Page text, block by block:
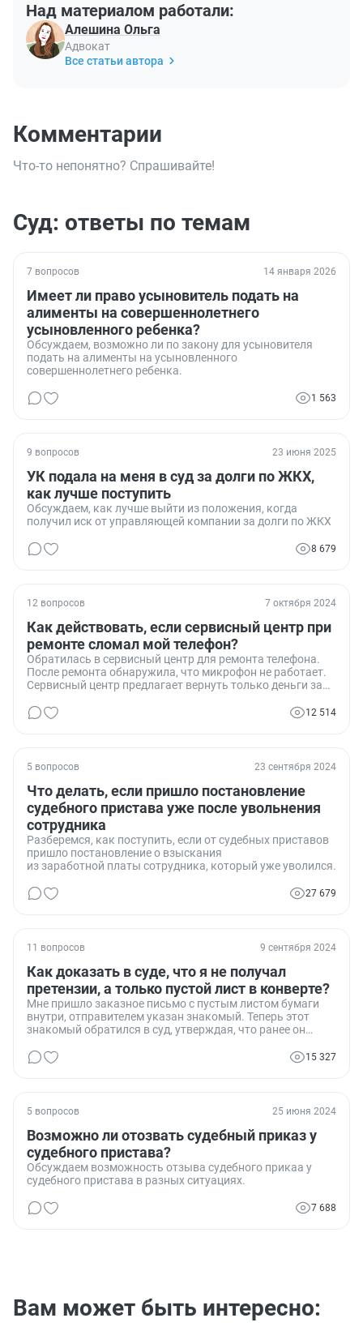
Над материалом работали:
Алешина Ольга
Адвокат
Все статьи автора
Комментарии
Что-то непонятно? Спрашивайте!
Суд: ответы по темам
7 вопросов 14 января 2026
Имеет ли право усыновитель подать на
алименты на совершеннолетнего
усыновленного ребенка?
Обсуждаем, возможно ли по закону для усыновителя
подать на алименты на усыновленного
совершеннолетнего ребенка.
1 563
9 вопросов 23 июня 2025
УК подала на меня в суд за долги по ЖКХ,
как лучше поступить
Обсуждаем, как лучше выйти из положения, когда
получил иск от управляющей компании за долги по ЖКХ
8 679
12 вопросов 7 октября 2024
Как действовать, если сервисный центр при
ремонте сломал мой телефон?
Обратилась в сервисный центр для ремонта телефона.
После ремонта обнаружила, что микрофон не работает.
Сервисный центр предлагает вернуть только деньги за
прокуратуру?
12 514
5 вопросов 23 сентября 2024
Что делать, если пришло постановление
судебного пристава уже после увольнения
сотрудника
Разберемся, как поступить, если от судебных приставов
пришло постановление о взыскания
из заработной платы сотрудника, который уже уволился.
27 679
11 вопросов 9 сентября 2024
Как доказать в суде, что я не получал
претензии, а только пустой лист в конверте?
Мне пришло заказное письмо с пустым листом бумаги
внутри, отправителем указан знакомый. Теперь этот
знакомый обратился в суд, утверждая, что ранее он
в суде, что я получил только пустой лист, а не претензию​​?
15 327
5 вопросов 25 июня 2024
Возможно ли отозвать судебный приказ у
судебного пристава?
Обсуждаем возможность отзыва судебного прикаа у
судебного пристава в разных ситуациях.
7 688
Вам может быть интересно: